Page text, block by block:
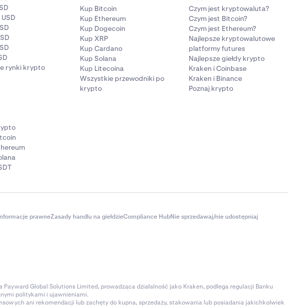
rynki krypto
Kup Bitcoin
Kup Ethereum
Kup Dogecoin
Kup XRP
Kup Cardano
Kup Solana
Kup Litecoina
Wszystkie przewodniki po
krypto
Czym jest kryptowaluta?
Czym jest Bitcoin?
Czym jest Ethereum?
Najlepsze kryptowalutowe
platformy futures
Najlepsze giełdy krypto
Kraken i Coinbase
Kraken i Binance
Poznaj krypto
prawneZasady handlu na giełdzieCompliance HubNie sprzedawaj/nie udostępniaj
Global Solutions Limited, prowadząca działalność jako Kraken, podlega regulacji Banku
politykami i ujawnieniami.
ani rekomendacji lub zachęty do kupna, sprzedaży, stakowania lub posiadania jakichkolwiek